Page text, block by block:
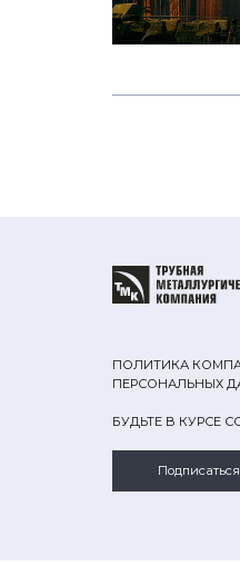
ПОЛИТИКА
ПЕРСОНАЛЬНЫХ
БУДЬТЕ В КУРСЕ
Подписаться